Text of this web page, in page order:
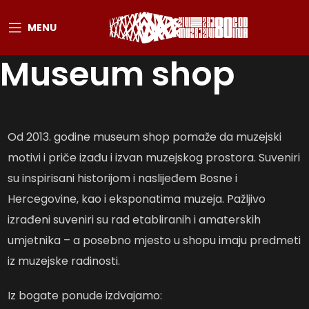
MENU
Museum shop
Od 2013. godine museum shop pomaže da muzejski
motivi i priče izađu i izvan muzejskog prostora. Suveniri
su inspirisani historijom i naslijeđem Bosne i
Hercegovine, kao i eksponatima muzeja. Pažljivo
izrađeni suveniri su rad etabliranih i amaterskih
umjetnika – a posebno mjesto u shopu imaju predmeti
iz muzejske radinosti.
Iz bogate ponude izdvajamo: